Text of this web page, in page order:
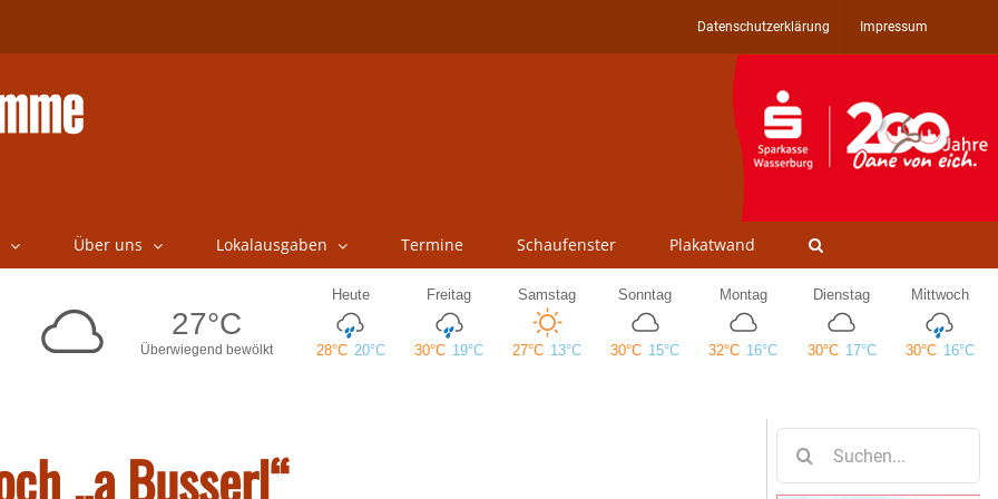
Datenschutzerklärung Impressum
Über uns Lokalausgaben Termine Schaufenster Plakatwand
„a Busserl“
nach: